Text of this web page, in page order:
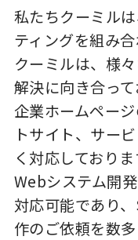
私たちクーミル
ティングを組み合
クーミルは、様
解決に向き合って
企業ホームペー
トサイト、サー
く対応しており
Webシステム開
対応可能であり
作のご依頼を数多